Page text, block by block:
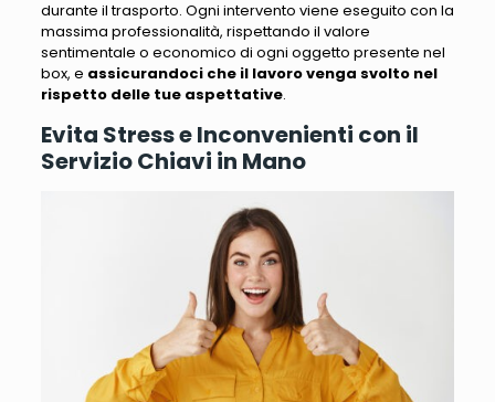
durante il trasporto. Ogni intervento viene eseguito con la
massima professionalità, rispettando il valore
sentimentale o economico di ogni oggetto presente nel
box, e assicurandoci che il lavoro venga svolto nel
rispetto delle tue aspettative.
Evita Stress e Inconvenienti con il
Servizio Chiavi in Mano